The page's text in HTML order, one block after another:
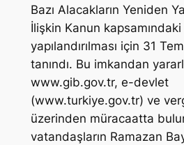
Bazı Alacakların Yeniden
İlişkin Kanun kapsamındaki
yapılandırılması için 31
tanındı. Bu imkandan
www.gib.gov.tr, e-devlet
(www.turkiye.gov.tr) ve
üzerinden müracaatta
vatandaşların Ramazan